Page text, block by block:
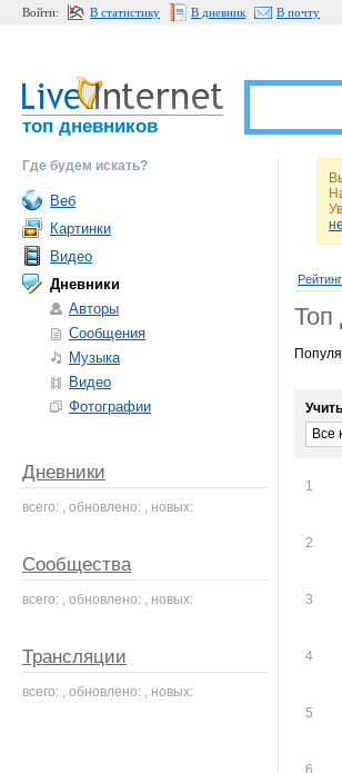
Войти: В статистику В дневник В почту
топ дневников
Топ
Все
1
2
3
4
5
6
Где будем искать?
Веб
Картинки
Видео
Дневники
Авторы
Сообщения
Музыка
Видео
Фотографии
Дневники
всего: , обновлено: , новых:
Сообщества
всего: , обновлено: , новых:
Трансляции
всего: , обновлено: , новых: